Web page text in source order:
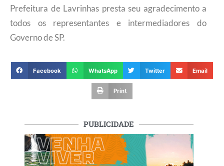
Prefeitura de Lavrinhas presta seu agradecimento a
todos os representantes e intermediadores do
Governo de SP.
Facebook WhatsApp Twitter Email
Print
PUBLICIDADE